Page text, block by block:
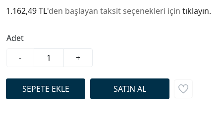
1.162,49 TL'den başlayan taksit seçenekleri için tıklayın.
Adet
-
+